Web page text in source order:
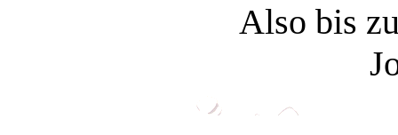
Also bis